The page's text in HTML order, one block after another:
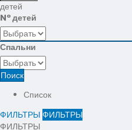
детей
Nº детей
Спальни
Поиск
Список
ФИЛЬТРЫ ФИЛЬТРЫ
ФИЛЬТРЫ